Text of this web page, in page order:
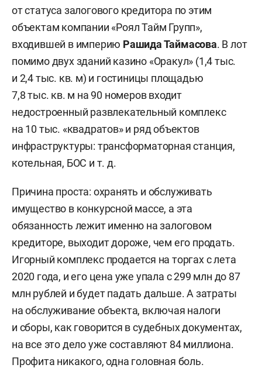
от статуса залогового кредитора по этим
объектам компании «Роял Тайм Групп»,
входившей в империю Рашида Таймасова. В лот
помимо двух зданий казино «Оракул» (1,4 тыс.
и 2,4 тыс. кв. м) и гостиницы площадью
7,8 тыс. кв. м на 90 номеров входит
недостроенный развлекательный комплекс
на 10 тыс. «квадратов» и ряд объектов
инфраструктуры: трансформаторная станция,
котельная, БОС и т. д.
Причина проста: охранять и обслуживать
имущество в конкурсной массе, а эта
обязанность лежит именно на залоговом
кредиторе, выходит дороже, чем его продать.
Игорный комплекс продается на торгах с лета
2020 года, и его цена уже упала с 299 млн до 87
млн рублей и будет падать дальше. А затраты
на обслуживание объекта, включая налоги
и сборы, как говорится в судебных документах,
на все это дело уже составляют 84 миллиона.
Профита никакого, одна головная боль.